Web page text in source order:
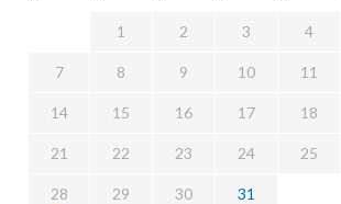
1 2 3 4
7 8 9 10 11
14 15 16 17 18
21 22 23 24 25
28 29 30
31